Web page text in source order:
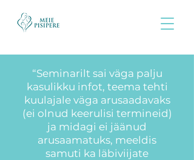
“Seminarilt sai väga palju
kasulikku infot, teema tehti
kuulajale väga arusaadavaks
(ei olnud keerulisi termineid)
ja midagi ei jäänud
arusaamatuks, meeldis
samuti ka läbiviijate